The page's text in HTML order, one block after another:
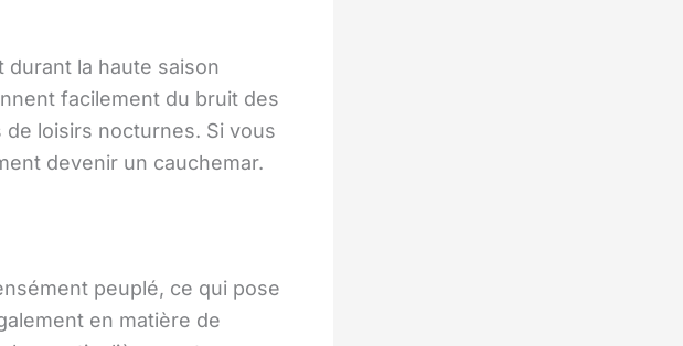
durant la haute saison
facilement du bruit des
loisirs nocturnes. Si vous
devenir un cauchemar.
peuplé, ce qui pose
en matière de